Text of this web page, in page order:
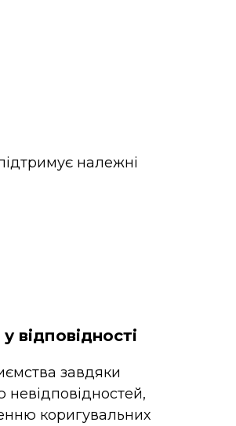
належні
відповідності
завдяки
коригувальних